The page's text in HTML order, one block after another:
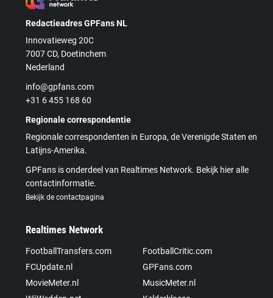
Redactieadres GPFans NL
Innovatieweg 20C
7007 CD, Doetinchem
Nederland
info@gpfans.com
+31 6 455 168 60
Regionale correspondentie
Regionale correspondenten in Europa, de Verenigde Staten en
Latijns-Amerika.
GPFans is onderdeel van Realtimes Network. Bekijk hier alle
contactinformatie.
Bekijk de contactpagina
Realtimes Network
FootballTransfers.com
FootballCritic.com
FCUpdate.nl
GPFans.com
MovieMeter.nl
MusicMeter.nl